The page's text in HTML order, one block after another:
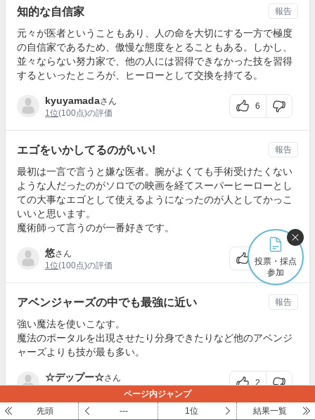
知的な自信家
元々が医者ということもあり、人の命を大切にする一方で極度
の自信家であるため、傲慢な態度をとることもある。しかし、
並々ならない努力家で、他の人には習得できなかった技を習得
するといったところが、ヒーローとして交換を持てる。
kyuyamadaさん
1位(100点)の評価
6
報告
エゴをいかしてるのがいい!
最初は一言で言うと嫌な医者。腕がよくても手術受けたくない
ような人だったのがソロでの映画を経てスーパーヒーローとし
ての大事なエゴとして使えるようになったのが人としてかっこ
いいと思います。
魔術師って言うのが一番好きです。
悠さん
1位(100点)の評価
0
報告
アベンジャーズの中でも最強に近い
強い魔法を使いこなす。
魔法のポータルを出現させたり分身できたりなど他のアベンジ
ャーズよりも技が最も多い。
☆デップー☆さん
2
報告
投票・採点
参加
ページ内ジャンプ
先頭
--- 1位 結果一覧